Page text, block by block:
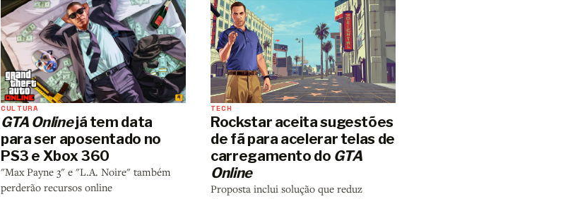
CULTURA
GTA Onlinejá tem data
para ser aposentado no
PS3 e Xbox 360
"Max Payne 3" e "L.A. Noire" também
perderão recursos online
TECH
Rockstar aceita sugestões
de fã para acelerar telas de
carregamento do GTA
Online
Proposta inclui solução que reduz